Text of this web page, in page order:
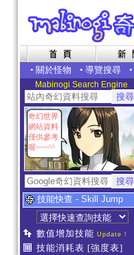
• 關於怪物 • 導覽搜尋 •
Mabinogi Search Engine
奇幻世界
網站資料
僅供參考
喔~~~^^
技能快查 - Skill Jump
數值增加技能 Update !
技能消耗表 [強度表]